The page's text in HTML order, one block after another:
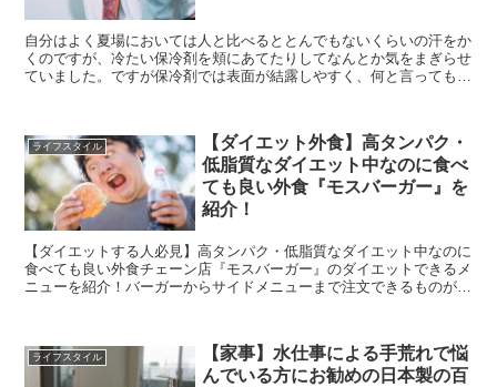
自分はよく夏場においては人と比べるととんでもないくらいの汗をか
くのですが、冷たい保冷剤を頬にあてたりしてなんとか気をまぎらせ
ていました。ですが保冷剤では表面が結露しやすく、何と言っても食
ライフスタイル
【ダイエット外食】高タンパク・
低脂質なダイエット中なのに食べ
ても良い外食『モスバーガー』を
紹介！
【ダイエットする人必見】高タンパク・低脂質なダイエット中なのに
食べても良い外食チェーン店『モスバーガー』のダイエットできるメ
ニューを紹介！バーガーからサイドメニューまで注文できるものが結
ライフスタイル
【家事】水仕事による手荒れで悩
んでいる方にお勧めの日本製の百